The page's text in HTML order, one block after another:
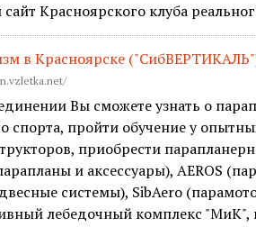
Красноярского клуба
в Красноярске
Вы сможете узнать о
спорта, пройти обучение у
приобрести
и аксессуары), AEROS
системы), SibAero
лебедочный комплекс "МиК",